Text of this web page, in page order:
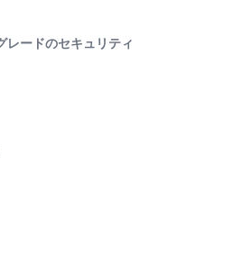
レードのセキュリティ